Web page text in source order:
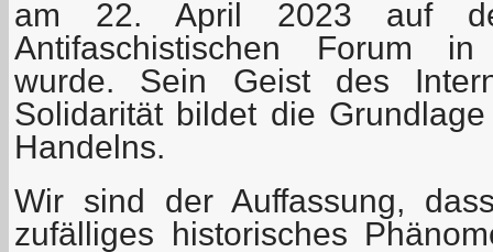
am 22. April 2023 auf
Antifaschistischen Forum
wurde. Sein Geist des
Solidarität bildet die
Handelns.
Wir sind der Auffassung,
zufälliges historisches